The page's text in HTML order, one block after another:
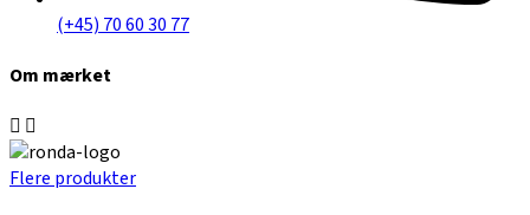
(+45) 70 60 30 77
Om mærket
Flere produkter